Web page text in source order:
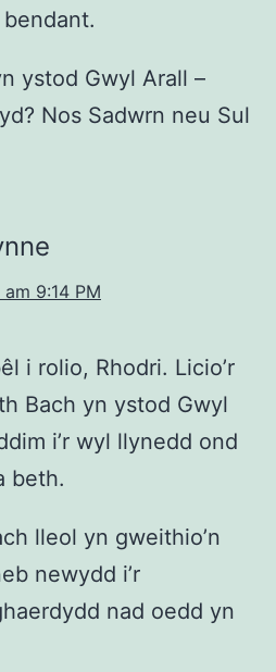
ystod Gwyl Arall –
Nos Sadwrn neu Sul
9:14 PM
i rolio, Rhodri. Licio’r
Bach yn ystod Gwyl
i’r wyl llynedd ond
beth.
lleol yn gweithio’n
newydd i’r
nad oedd yn